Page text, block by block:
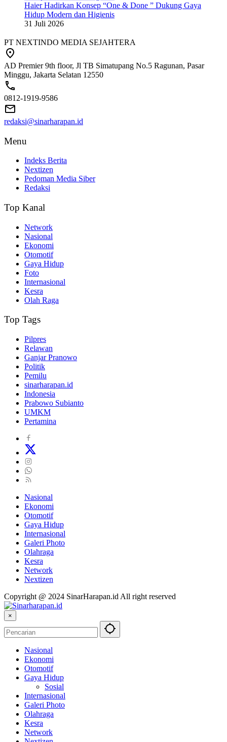
Haier Hadirkan Konsep “One & Done ” Dukung Gaya
Hidup Modern dan Higienis
31 Juli 2026
PT NEXTINDO MEDIA SEJAHTERA
AD Premier 9th floor, Jl TB Simatupang No.5 Ragunan, Pasar
Minggu, Jakarta Selatan 12550
0812-1919-9586
redaksi@sinarharapan.id
Menu
Indeks Berita
Nextizen
Pedoman Media Siber
Redaksi
Top Kanal
Network
Nasional
Ekonomi
Otomotif
Gaya Hidup
Foto
Internasional
Kesra
Olah Raga
Top Tags
Pilpres
Relawan
Ganjar Pranowo
Politik
Pemilu
sinarharapan.id
Indonesia
Prabowo Subianto
UMKM
Pertamina
Nasional
Ekonomi
Otomotif
Gaya Hidup
Internasional
Galeri Photo
Olahraga
Kesra
Network
Nextizen
Copyright @ 2024 SinarHarapan.id All right reserved
×
Nasional
Ekonomi
Otomotif
Gaya Hidup
Sosial
Internasional
Galeri Photo
Olahraga
Kesra
Network